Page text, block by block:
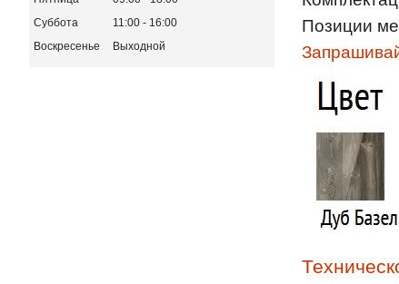
Позиции
Суббота
11:00
16:00
Воскресенье
Выходной